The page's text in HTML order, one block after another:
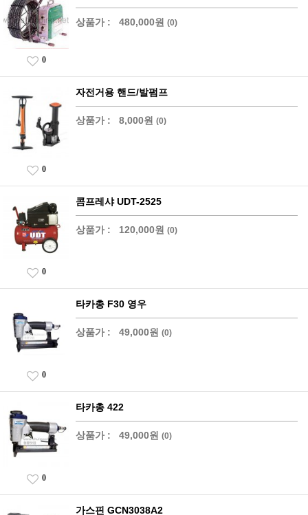
상품가 : 480,000원 (0)
0
자전거용 핸드/발펌프
상품가 : 8,000원 (0)
0
콤프레샤 UDT-2525
상품가 : 120,000원 (0)
0
타카총 F30 영우
상품가 : 49,000원 (0)
0
타카총 422
상품가 : 49,000원 (0)
0
가스핀 GCN3038A2